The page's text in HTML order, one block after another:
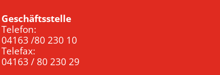
Geschäftsstelle
Telefon:
04163 /80 230 10
Telefax:
04163 / 80 230 29